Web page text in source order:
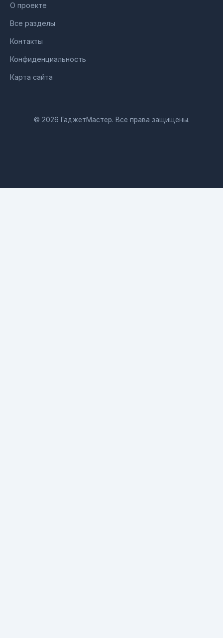
О проекте
Все разделы
Контакты
Конфиденциальность
Карта сайта
© 2026 ГаджетМастер. Все права защищены.